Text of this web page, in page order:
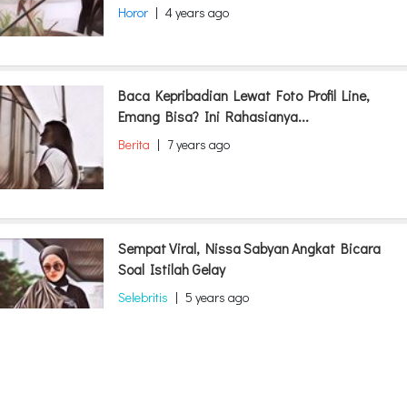
Horor | 4 years ago
Baca Kepribadian Lewat Foto Profil Line,
Emang Bisa? Ini Rahasianya...
Berita | 7 years ago
Sempat Viral, Nissa Sabyan Angkat Bicara
Soal Istilah Gelay
Selebritis | 5 years ago